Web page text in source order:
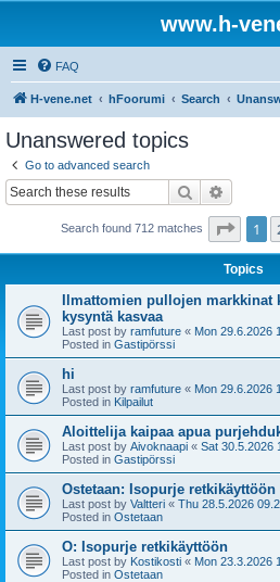
www.h-
FAQ
H-vene.net hFoorumi Search
Unanswered topics
Go to advanced search
Search
Search found 712 matches Page 1
1
Topics
Ilmattomien pullojen markkinat
kysyntä kasvaa
Last post by ramfuture « Mon 29.6.2026
Posted in Gastipörssi
hi
Last post by ramfuture « Mon 29.6.2026
Posted in Kilpailut
Aloittelija kaipaa apua
Last post by Aivoknaapi « Sat 30.5.2026
Posted in Gastipörssi
Ostetaan: Isopurje retkikäyttöön
Last post by Valtteri « Thu 28.5.2026
Posted in Ostetaan
O: Isopurje retkikäyttöön
Last post by Kostikosti « Mon 23.3.2026
Posted in Ostetaan